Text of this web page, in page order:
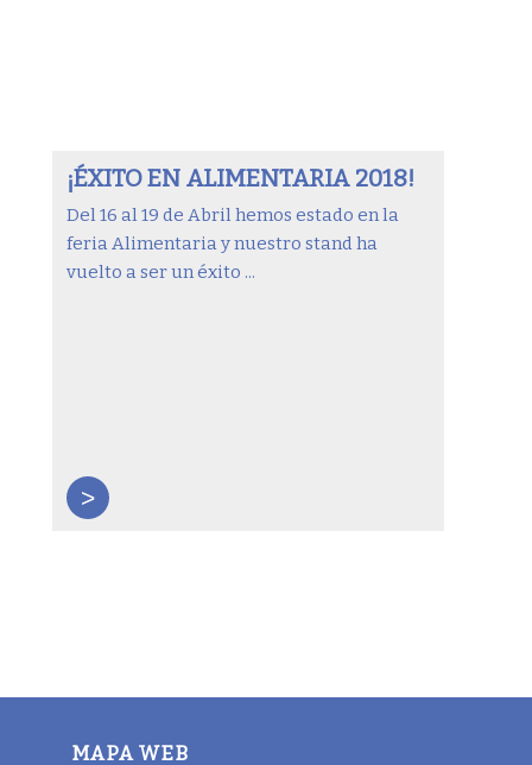
¡ÉXITO EN ALIMENTARIA 2018!
Del 16 al 19 de Abril hemos estado en la
feria Alimentaria y nuestro stand ha
vuelto a ser un éxito ...
>
MAPA WEB